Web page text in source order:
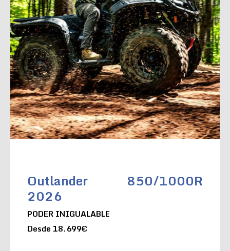
Outlander 850/1000R
2026
PODER INIGUALABLE
Desde 18.699€